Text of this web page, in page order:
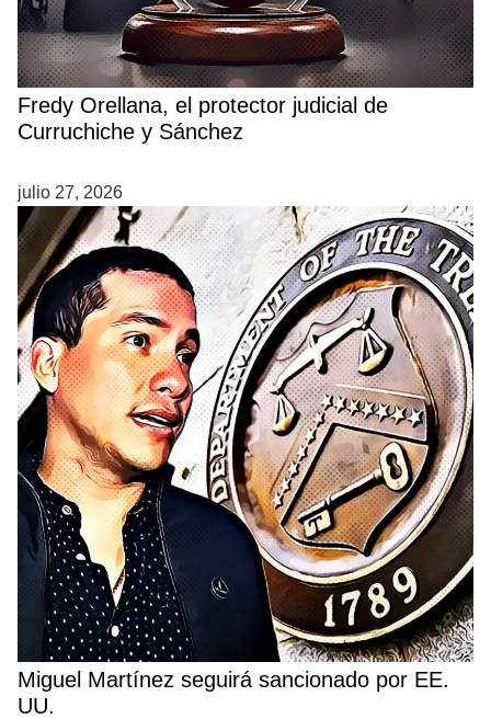
Fredy Orellana, el protector judicial de
Curruchiche y Sánchez
julio 27, 2026
Miguel Martínez seguirá sancionado por EE.
UU.